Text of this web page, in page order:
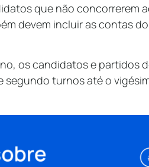
que não concorrerem
devem incluir as contas
os candidatos e partidos
segundo turnos até o